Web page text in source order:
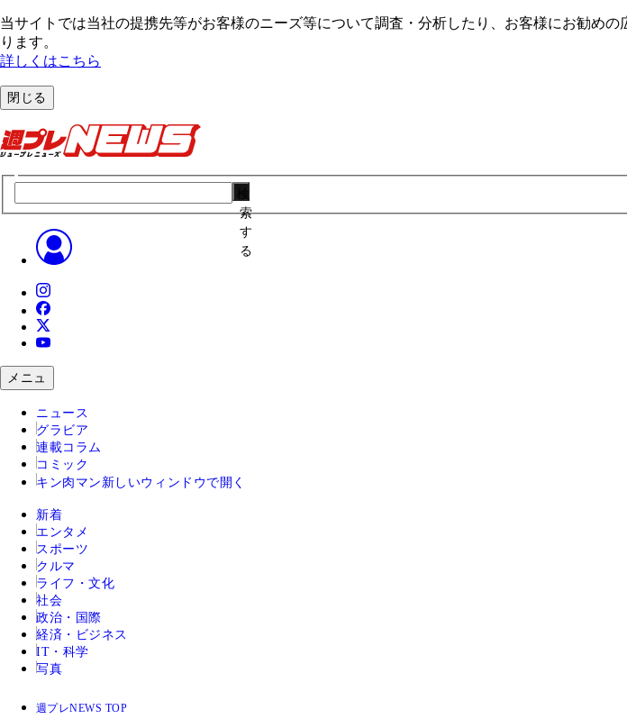
当サイトでは当社の提携先等がお客様のニーズ等について調査・分析したり、お客様にお勧め
ります。
詳しくはこちら
閉じる
索
す
る
メニュ
ニュース
グラビア
連載コラム
コミック
キン肉マン 新しいウィンドウで開く
新着
エンタメ
スポーツ
クルマ
ライフ・文化
社会
政治・国際
経済・ビジネス
IT・科学
写真
週プレNEWS TOP